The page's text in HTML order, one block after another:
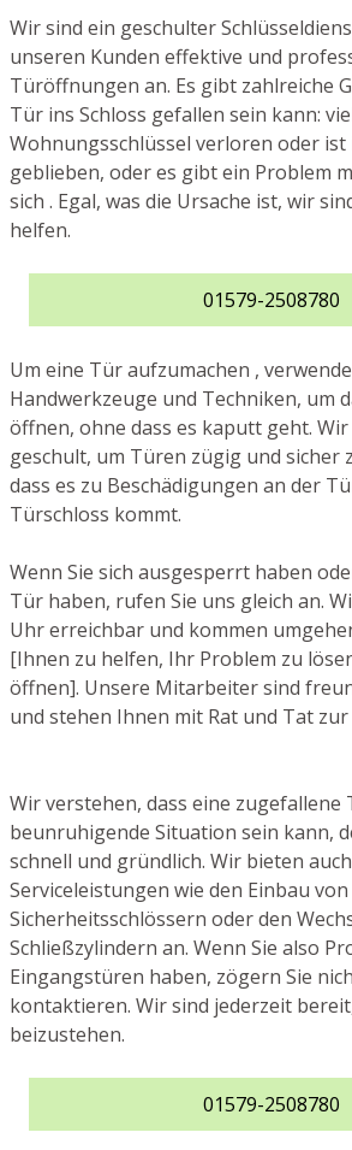
Wir sind ein geschulter
unseren Kunden effektive und
Türöffnungen an. Es gibt zahlreiche
Tür ins Schloss gefallen sein kann:
Wohnungsschlüssel verloren oder ist
geblieben, oder es gibt ein Problem
sich . Egal, was die Ursache ist, wir
helfen.
01579-2508780
Um eine Tür aufzumachen ,
Handwerkzeuge und Techniken, um
öffnen, ohne dass es kaputt geht.
geschult, um Türen zügig und sicher
dass es zu Beschädigungen an der
Türschloss kommt.
Wenn Sie sich ausgesperrt haben
Tür haben, rufen Sie uns gleich an.
Uhr erreichbar und kommen
[Ihnen zu helfen, Ihr Problem zu
öffnen]. Unsere Mitarbeiter sind
und stehen Ihnen mit Rat und Tat zur
Wir verstehen, dass eine zugefallene
beunruhigende Situation sein kann,
schnell und gründlich. Wir bieten
Serviceleistungen wie den Einbau von
Sicherheitsschlössern oder den
Schließzylindern an. Wenn Sie also
Eingangstüren haben, zögern Sie
kontaktieren. Wir sind jederzeit
beizustehen.
01579-2508780